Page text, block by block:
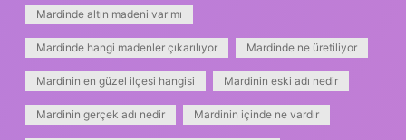
Mardinde altın madeni var mı
Mardinde hangi madenler çıkarılıyor Mardinde ne üretiliyor
Mardinin en güzel ilçesi hangisi Mardinin eski adı nedir
Mardinin gerçek adı nedir Mardinin içinde ne vardır